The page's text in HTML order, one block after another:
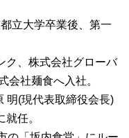
立大学卒業後、第一
ク、株式会社グローバ
会社麺食へ入社。
明(現代表取締役会長)
任。